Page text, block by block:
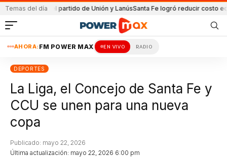
Temas del día
en el partido de Unión y LanúsSanta Fe logró reducir costo
AHORA: FM POWER MAX EN VIVO RADIO
DEPORTES
La Liga, el Concejo de Santa Fe y
CCU se unen para una nueva
copa
Última actualización: mayo 22, 2026 6:00 pm
Publicado: mayo 22, 2026